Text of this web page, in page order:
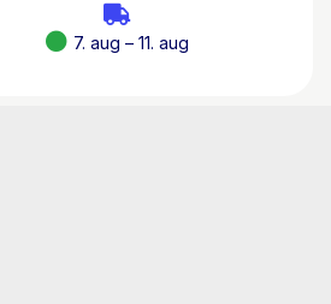
ved det, hvem gør
7. aug – 11. aug